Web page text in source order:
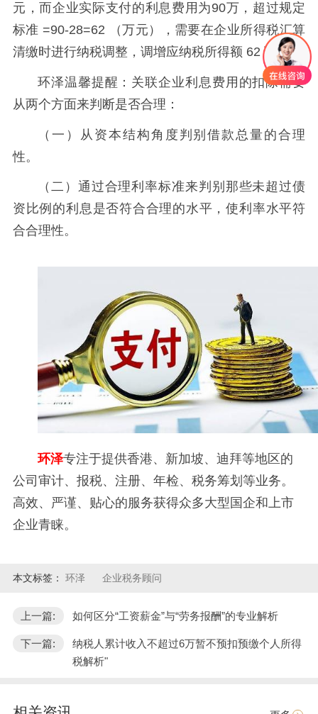
元，而企业实际支付的利息费用为90万，超过规定
标准 =90-28=62 （万元），需要在企业所得税汇算
清缴时进行纳税调整，调增应纳税所得额 62 万元。
环泽温馨提醒：关联企业利息费用的扣除需要
从两个方面来判断是否合理：
（一）从资本结构角度判别借款总量的合理
性。
（二）通过合理利率标准来判别那些未超过债
资比例的利息是否符合合理的水平，使利率水平符
合合理性。
环泽专注于提供香港、新加坡、迪拜等地区的
公司审计、报税、注册、年检、税务筹划等业务。
高效、严谨、贴心的服务获得众多大型国企和上市
企业青睐。
本文标签： 环泽 企业税务顾问
上一篇: 如何区分“工资薪金”与“劳务报酬”的专业解析
下一篇:
纳税人累计收入不超过6万暂不预扣预缴个人所得
税解析"